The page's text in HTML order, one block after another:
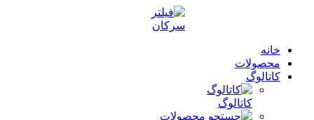
خانه
محصولات
کاتالوگ
کاتالوگ